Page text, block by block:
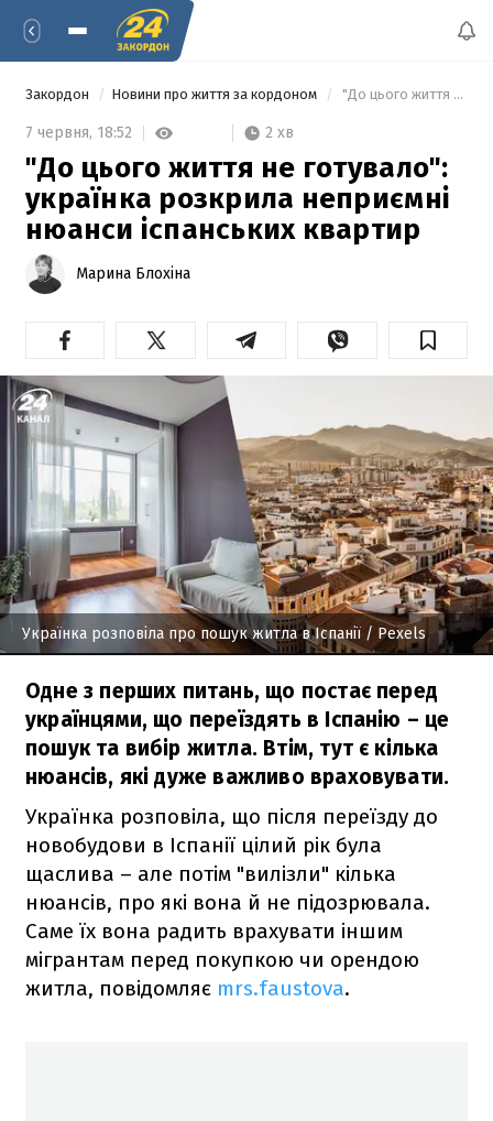
Закордон Новини про життя за кордоном "До цього життя не готувало": українка розкрила неприємні нюанси іспанських квартир
7 червня, 18:52 2 хв
"До цього життя не готувало":
українка розкрила неприємні
нюанси іспанських квартир
Марина Блохіна
Українка розповіла про пошук житла в Іспанії / Pexels
Одне з перших питань, що постає перед
українцями, що переїздять в Іспанію – це
пошук та вибір житла. Втім, тут є кілька
нюансів, які дуже важливо враховувати.
Українка розповіла, що після переїзду до
новобудови в Іспанії цілий рік була
щаслива – але потім "вилізли" кілька
нюансів, про які вона й не підозрювала.
Саме їх вона радить врахувати іншим
мігрантам перед покупкою чи орендою
житла, повідомляє mrs.faustova.